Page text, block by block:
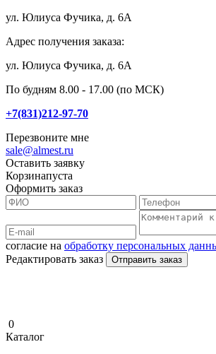
ул. Юлиуса Фучика, д. 6А
Адрес получения заказа:
ул. Юлиуса Фучика, д. 6А
По будням 8.00 - 17.00 (по МСК)
+7(831)212-97-70
Перезвоните мне
sale@almest.ru
Оставить заявку
Корзинапуста
Оформить заказ
согласие на обработку персональных
Редактировать заказ
Отправить заказ
0
Каталог